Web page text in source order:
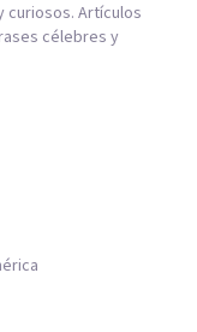
curiosos. Artículos
célebres y